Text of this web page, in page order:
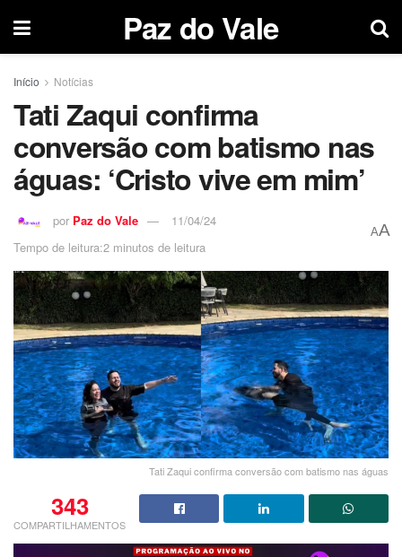
Paz do Vale
Início Notícias
Tati Zaqui confirma
conversão com batismo nas
águas: ‘Cristo vive em mim’
por Paz do Vale
11/04/24
Tempo de leitura:2 minutos de leitura
AA
Tati Zaqui confirma conversão com batismo nas águas
343
COMPARTILHAMENTOS